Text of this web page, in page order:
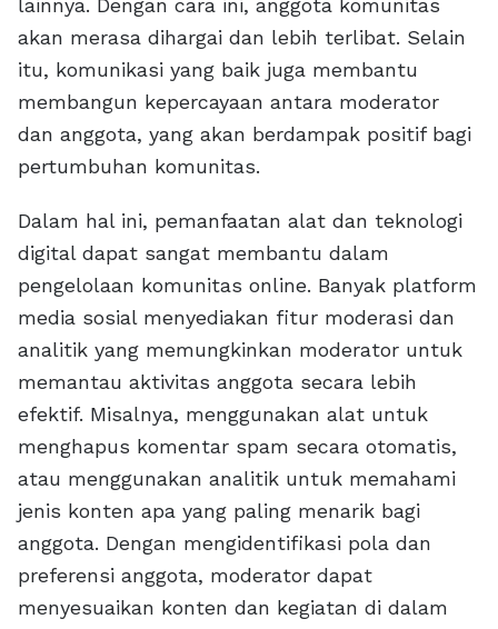
lainnya. Dengan cara ini, anggota komunitas
akan merasa dihargai dan lebih terlibat. Selain
itu, komunikasi yang baik juga membantu
membangun kepercayaan antara moderator
dan anggota, yang akan berdampak positif bagi
pertumbuhan komunitas.
Dalam hal ini, pemanfaatan alat dan teknologi
digital dapat sangat membantu dalam
pengelolaan komunitas online. Banyak platform
media sosial menyediakan fitur moderasi dan
analitik yang memungkinkan moderator untuk
memantau aktivitas anggota secara lebih
efektif. Misalnya, menggunakan alat untuk
menghapus komentar spam secara otomatis,
atau menggunakan analitik untuk memahami
jenis konten apa yang paling menarik bagi
anggota. Dengan mengidentifikasi pola dan
preferensi anggota, moderator dapat
menyesuaikan konten dan kegiatan di dalam